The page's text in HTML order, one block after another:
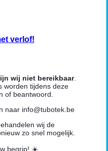
verlof!
wij niet bereikbaar.
worden tijdens deze
of beantwoord.
naar info@tubotek.be
wij de
zo snel mogelijk.
begrip! ☀️